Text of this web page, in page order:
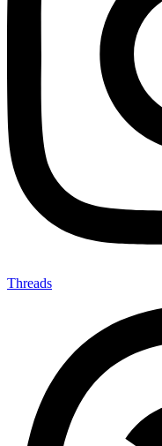
Threads